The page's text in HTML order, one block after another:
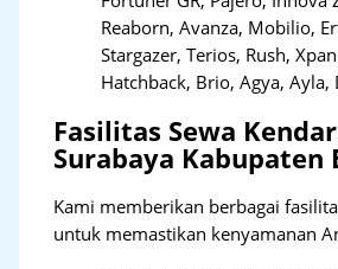
Reaborn, Avanza, Mobilio,
Stargazer, Terios, Rush,
Hatchback, Brio, Agya, Ayla,
Fasilitas Sewa
Surabaya Kabupaten
Kami memberikan berbagai
untuk memastikan kenyamanan